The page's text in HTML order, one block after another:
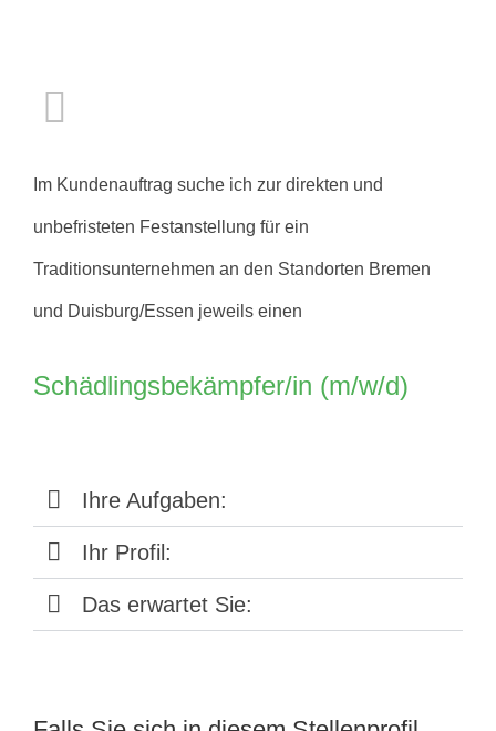
Im Kundenauftrag suche ich zur direkten und
unbefristeten Festanstellung für ein
Traditionsunternehmen an den Standorten Bremen
und Duisburg/Essen jeweils einen
Schädlingsbekämpfer/in (m/w/d)
Ihre Aufgaben:
Ihr Profil:
Das erwartet Sie: